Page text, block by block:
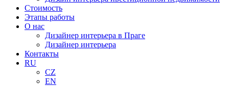
Стоимость
Этапы работы
О нас
Дизайнер интерьера в Праге
Дизайнер интерьера
Контакты
RU
CZ
EN